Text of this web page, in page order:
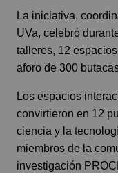
La iniciativa,
UVa, celebró
talleres, 12
aforo de 300
Los espacios
convirtieron en 12
ciencia y la
miembros de la
investigación